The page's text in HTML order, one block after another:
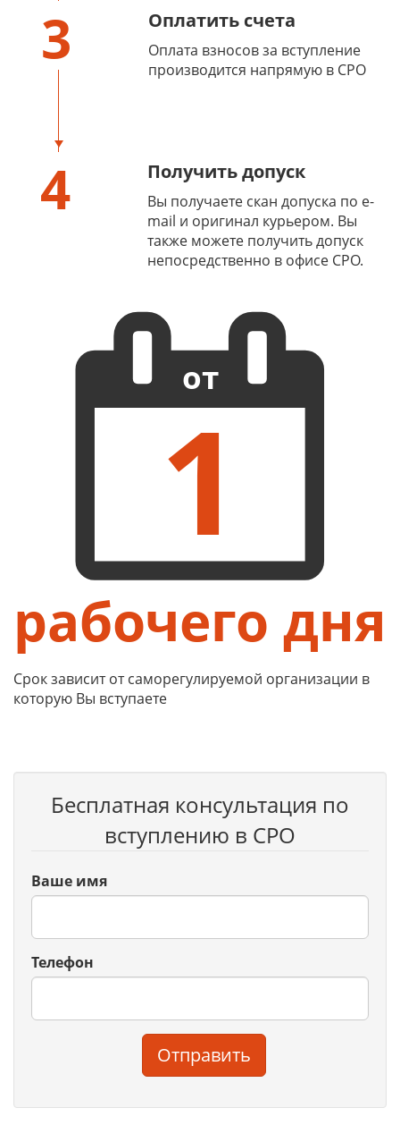
3 Оплатить счета
Оплата взносов за вступление
производится напрямую в СРО
4 Получить допуск
Вы получаете скан допуска по e-
mail и оригинал курьером. Вы
также можете получить допуск
непосредственно в офисе СРО.
от
1
рабочего дня
Срок зависит от саморегулируемой организации в
которую Вы вступаете
Бесплатная консультация по
вступлению в СРО
Ваше имя
Телефон
Отправить